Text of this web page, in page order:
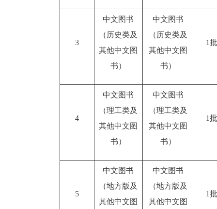
3
中文图书
（历史类及
其他中文图
书）
中文图书
（历史类及
其他中文图
书）
1批
4
中文图书
（理工类及
其他中文图
书）
中文图书
（理工类及
其他中文图
书）
1批
5
中文图书
（地方版及
其他中文图
中文图书
（地方版及
其他中文图
1批